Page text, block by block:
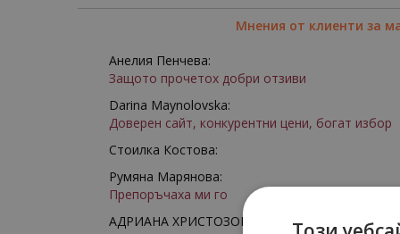
Мнения от клиенти за
Анелия Пенчева:
Защото прочетох добри отзиви
Darina Maynolovska:
Доверен сайт, конкурентни цени, богат избор
Стоилка Костова:
Румяна Марянова:
Препоръчаха ми го
АДРИАНА ХРИСТОЗОВА: